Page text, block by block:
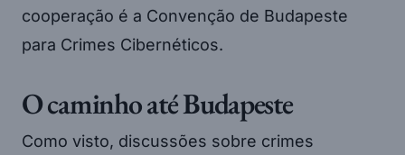
cooperação é a Convenção de Budapeste
para Crimes Cibernéticos.
O caminho até Budapeste
Como visto, discussões sobre crimes